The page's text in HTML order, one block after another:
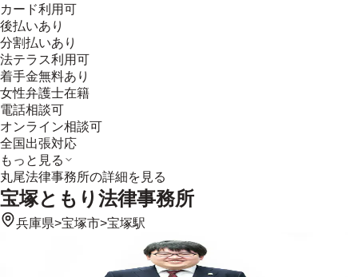
カード利用可
後払いあり
分割払いあり
法テラス利用可
着手金無料あり
女性弁護士在籍
電話相談可
オンライン相談可
全国出張対応
もっと見る
丸尾法律事務所の詳細を見る
宝塚ともり法律事務所
兵庫県>宝塚市>宝塚駅